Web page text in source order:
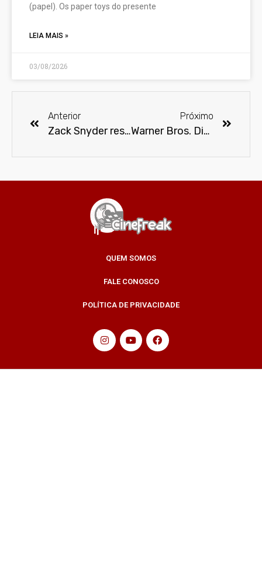
(papel). Os paper toys do presente
LEIA MAIS »
03/08/2026
Anterior
Zack Snyder responde sobre o retorno de Ben Affleck como Batman
Próximo
Warner Bros. Discovery confirma a criação do DC Studios
QUEM SOMOS
FALE CONOSCO
POLÍTICA DE PRIVACIDADE